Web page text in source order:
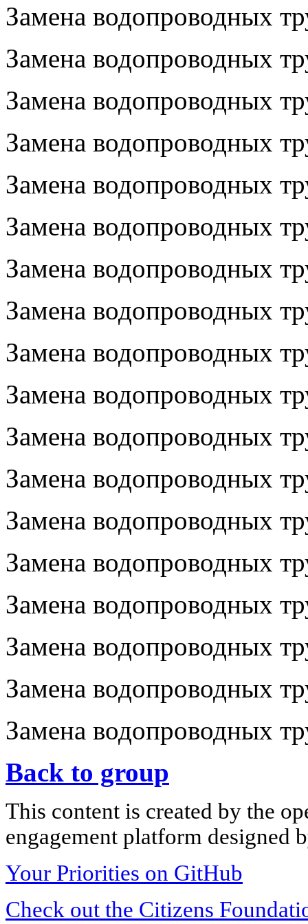
Замена водопроводных
Замена водопроводных
Замена водопроводных
Замена водопроводных
Замена водопроводных
Замена водопроводных
Замена водопроводных
Замена водопроводных
Замена водопроводных
Замена водопроводных
Замена водопроводных
Замена водопроводных
Замена водопроводных
Замена водопроводных
Замена водопроводных
Замена водопроводных
Замена водопроводных
Замена водопроводных
Back to group
This content is created by the
engagement platform designed
Your Priorities on GitHub
Check out the Citizens